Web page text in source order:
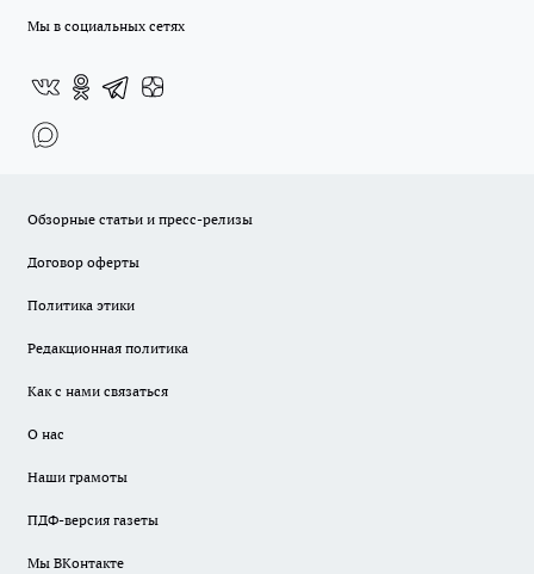
Мы в социальных сетях
Обзорные статьи и пресс-релизы
Договор оферты
Политика этики
Редакционная политика
Как с нами связаться
О нас
Наши грамоты
ПДФ-версия газеты
Мы ВКонтакте